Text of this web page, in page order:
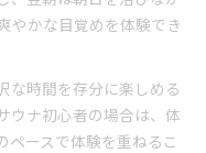
やかな目覚めを体験でき
な時間を存分に楽しめる
ウナ初心者の場合は、体
ペースで体験を重ねるこ